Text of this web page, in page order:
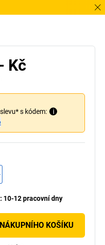
Kč
s kódem:
i
: 10-12 pracovní dny
KOŠÍKU